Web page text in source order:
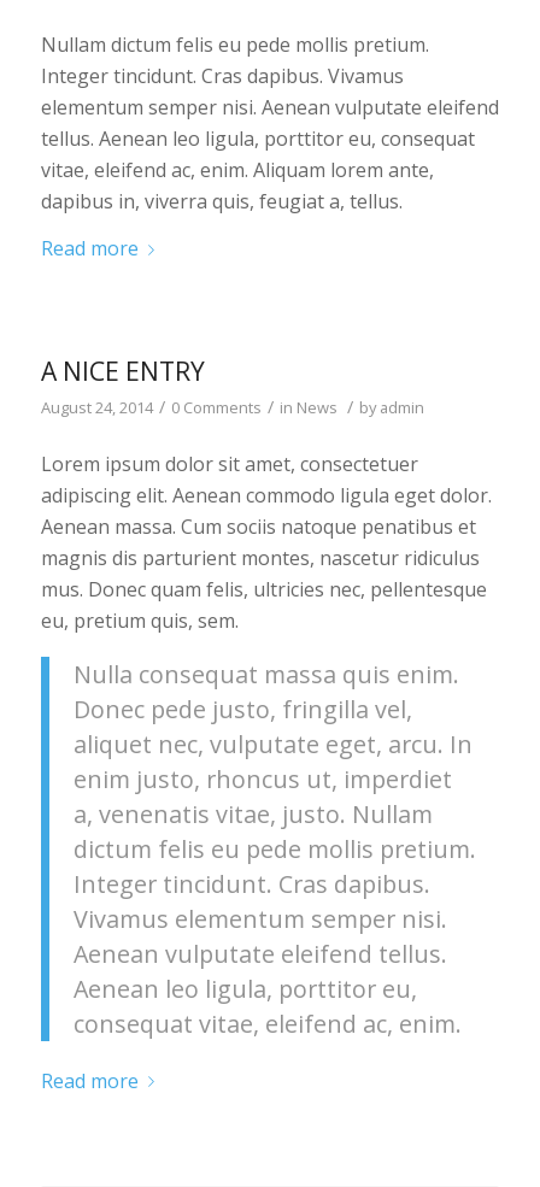
Nullam dictum felis eu pede mollis pretium.
Integer tincidunt. Cras dapibus. Vivamus
elementum semper nisi. Aenean vulputate eleifend
tellus. Aenean leo ligula, porttitor eu, consequat
vitae, eleifend ac, enim. Aliquam lorem ante,
dapibus in, viverra quis, feugiat a, tellus.
Read more
A NICE ENTRY
August 24, 2014 / 0 Comments / in News / byadmin
Lorem ipsum dolor sit amet, consectetuer
adipiscing elit. Aenean commodo ligula eget dolor.
Aenean massa. Cum sociis natoque penatibus et
magnis dis parturient montes, nascetur ridiculus
mus. Donec quam felis, ultricies nec, pellentesque
eu, pretium quis, sem.
Nulla consequat massa quis enim.
Donec pede justo, fringilla vel,
aliquet nec, vulputate eget, arcu. In
enim justo, rhoncus ut, imperdiet
a, venenatis vitae, justo. Nullam
dictum felis eu pede mollis pretium.
Integer tincidunt. Cras dapibus.
Vivamus elementum semper nisi.
Aenean vulputate eleifend tellus.
Aenean leo ligula, porttitor eu,
consequat vitae, eleifend ac, enim.
Read more